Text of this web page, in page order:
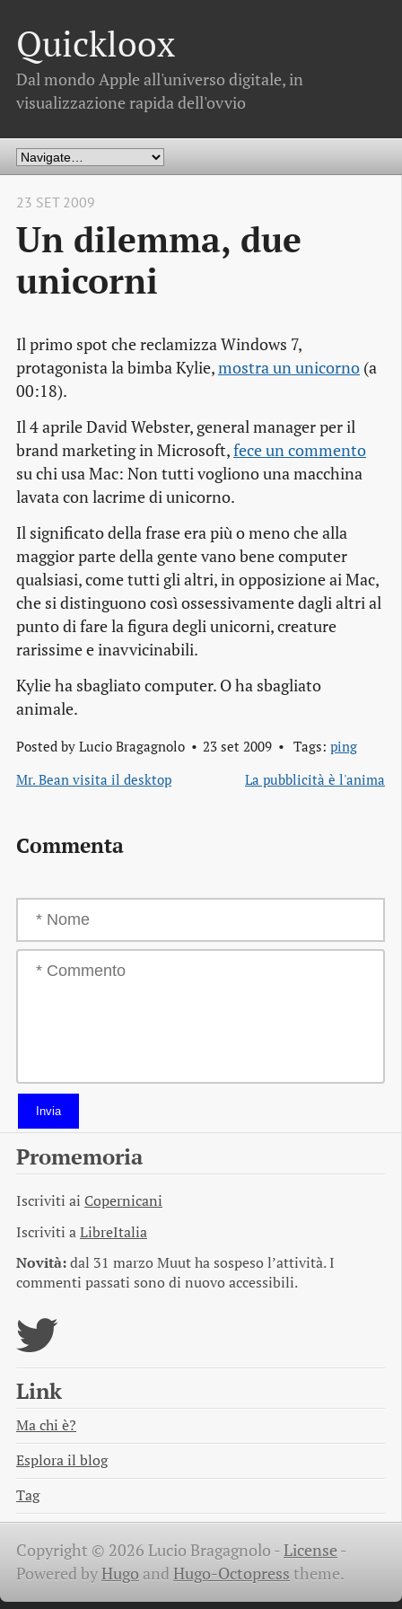
Quickloox
Dal mondo Apple all'universo digitale, in
visualizzazione rapida dell'ovvio
23 SET 2009
Un dilemma, due
unicorni
Il primo spot che reclamizza Windows 7,
protagonista la bimba Kylie,mostra un unicorno (a
00:18).
Il 4 aprile David Webster, general managerper il
brand marketingin Microsoft,fece un commento
su chi usa Mac: Non tutti vogliono una macchina
lavata con lacrime di unicorno.
Il significato della frase era più o meno che alla
maggior parte della gente vano bene computer
qualsiasi, come tutti gli altri, in opposizione ai Mac,
che si distinguono così ossessivamente dagli altri al
punto di fare la figura degli unicorni, creature
rarissime e inavvicinabili.
Kylie ha sbagliato computer. O ha sbagliato
animale.
Posted by Lucio Bragagnolo 23 set 2009 Tags: ping
Mr. Bean visita il desktop
La pubblicità è l'anima
Commenta
Invia
Promemoria
Iscriviti ai Copernicani
Iscriviti aLibreItalia
Novità:dal 31 marzo Muut ha sospeso l’attività. I
commenti passati sono di nuovo accessibili.
Link
Ma chi è?
Esplora il blog
Tag
Copyright © 2026 Lucio Bragagnolo -License -
Powered byHugo and Hugo-Octopress theme.